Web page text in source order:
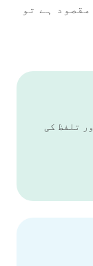
ہے تو
تلفظ کی